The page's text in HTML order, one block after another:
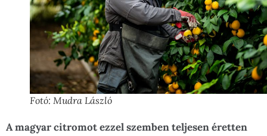
Fotó: Mudra László
A magyar citromot ezzel szemben teljesen éretten